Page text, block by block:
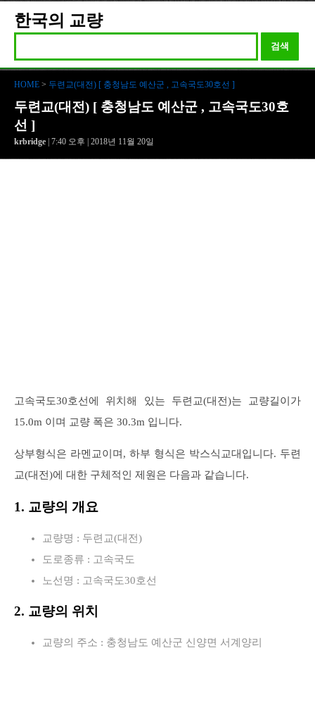
한국의 교량
검색
HOME > 두련교(대전) [ 충청남도 예산군 , 고속국도30호선 ]
두련교(대전) [ 충청남도 예산군 , 고속국도30호
선 ]
krbridge | 7:40 오후 | 2018년 11월 20일
고속국도30호선에 위치해 있는 두련교(대전)는 교량길이가
15.0m 이며 교량 폭은 30.3m 입니다.
상부형식은 라멘교이며, 하부 형식은 박스식교대입니다. 두련
교(대전)에 대한 구체적인 제원은 다음과 같습니다.
1. 교량의 개요
교량명 : 두련교(대전)
도로종류 : 고속국도
노선명 : 고속국도30호선
2. 교량의 위치
교량의 주소 : 충청남도 예산군 신양면 서계양리